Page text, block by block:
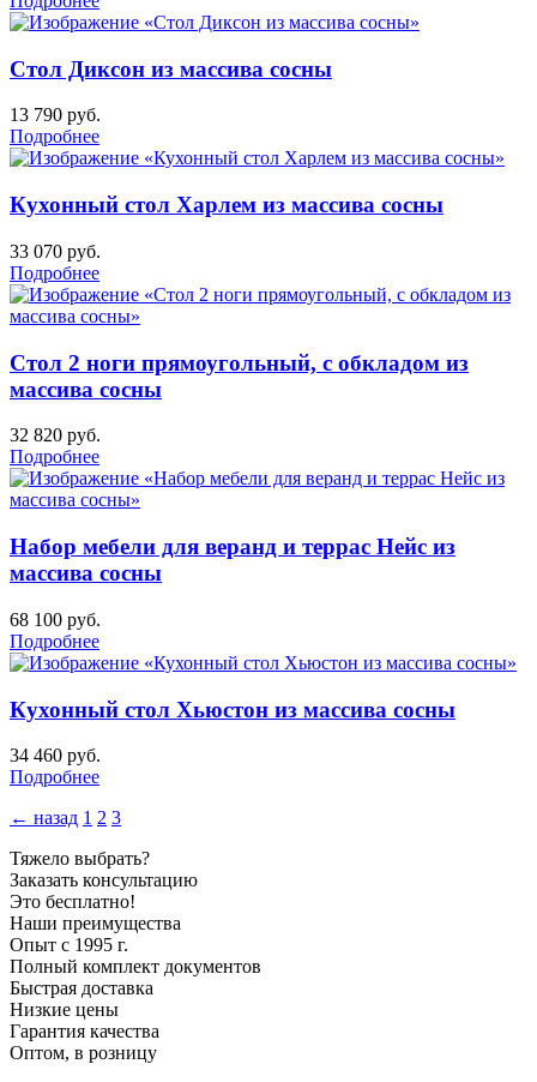
Стол Диксон из массива сосны
13 790 руб.
Подробнее
Кухонный стол Харлем из массива сосны
33 070 руб.
Подробнее
Стол 2 ноги прямоугольный, с обкладом из
массива сосны
32 820 руб.
Подробнее
Набор мебели для веранд и террас Нейс из
массива сосны
68 100 руб.
Подробнее
Кухонный стол Хьюстон из массива сосны
34 460 руб.
Подробнее
← назад 1 2 3
Тяжело выбрать?
Заказать консультацию
Это бесплатно!
Наши преимущества
Опыт с 1995 г.
Полный комплект документов
Быстрая доставка
Низкие цены
Гарантия качества
Оптом, в розницу